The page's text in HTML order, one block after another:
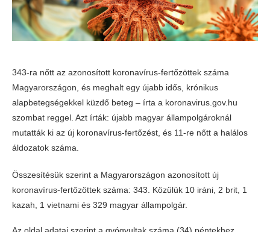
343-ra nőtt az azonosított koronavírus-fertőzöttek száma
Magyarországon, és meghalt egy újabb idős, krónikus
alapbetegségekkel küzdő beteg – írta a koronavirus.gov.hu
szombat reggel. Azt írták: újabb magyar állampolgároknál
mutatták ki az új koronavírus-fertőzést, és 11-re nőtt a halálos
áldozatok száma.
Összesítésük szerint a Magyarországon azonosított új
koronavírus-fertőzöttek száma: 343. Közülük 10 iráni, 2 brit, 1
kazah, 1 vietnami és 329 magyar állampolgár.
Az oldal adatai szerint a gyógyultak száma (34) péntekhez